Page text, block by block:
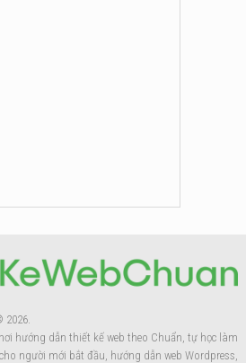
hướng dẫn thiết kế web theo Chuẩn, tự học làm
người mới bắt đầu, hướng dẫn web Wordpress,